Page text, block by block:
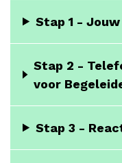
Stap 1 -
Stap 2 -
voor
Stap 3 -